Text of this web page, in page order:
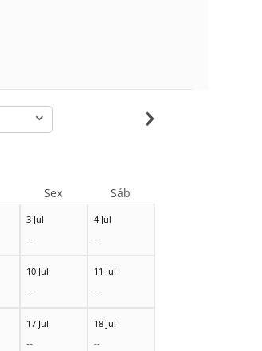
3 Jul
--
4 Jul
--
10 Jul
--
11 Jul
--
17 Jul
--
18 Jul
--
Sex Sáb